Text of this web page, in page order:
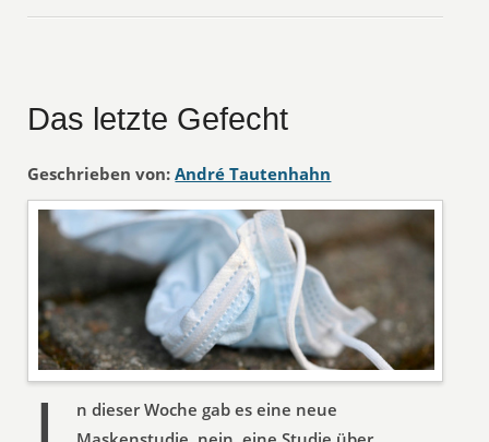
Das letzte Gefecht
Geschrieben von: André Tautenhahn
n dieser Woche gab es eine neue